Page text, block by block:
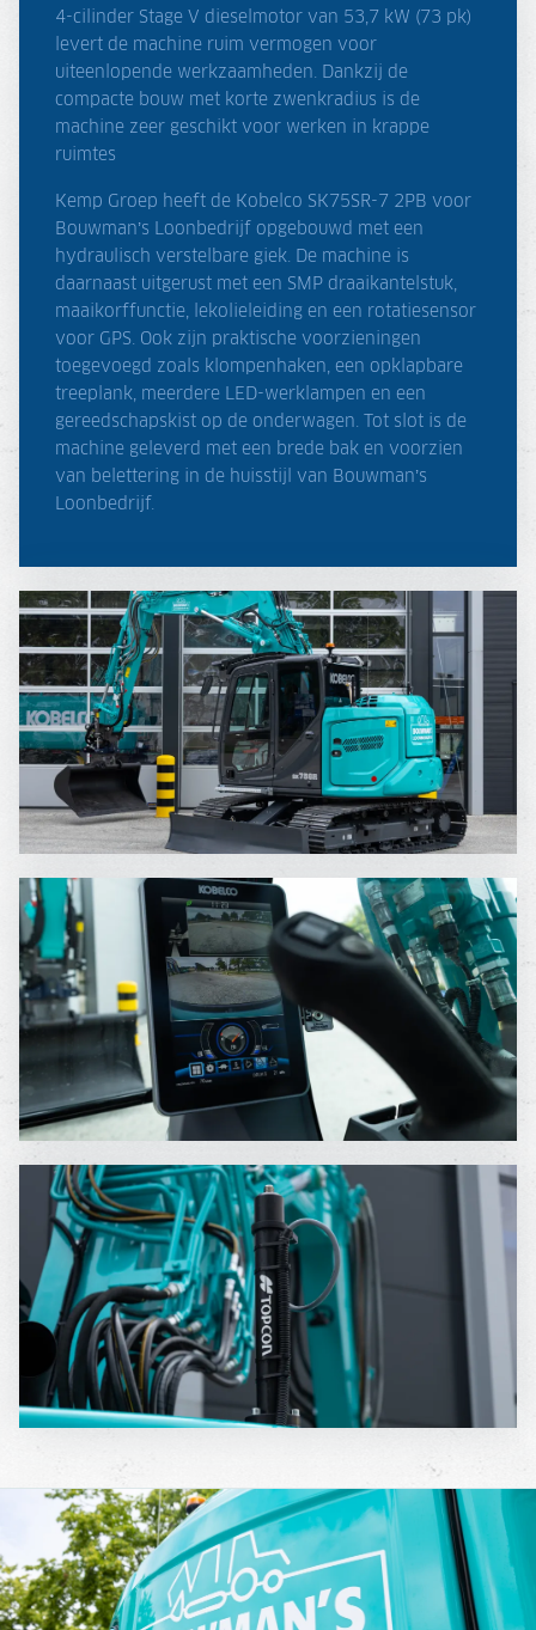
4-cilinder Stage V dieselmotor van 53,7 kW (73 pk)
levert de machine ruim vermogen voor
uiteenlopende werkzaamheden. Dankzij de
compacte bouw met korte zwenkradius is de
machine zeer geschikt voor werken in krappe
ruimtes
Kemp Groep heeft de Kobelco SK75SR-7 2PB voor
Bouwman’s Loonbedrijf opgebouwd met een
hydraulisch verstelbare giek. De machine is
daarnaast uitgerust met een SMP draaikantelstuk,
maaikorffunctie, lekolieleiding en een rotatiesensor
voor GPS. Ook zijn praktische voorzieningen
toegevoegd zoals klompenhaken, een opklapbare
treeplank, meerdere LED-werklampen en een
gereedschapskist op de onderwagen. Tot slot is de
machine geleverd met een brede bak en voorzien
van belettering in de huisstijl van Bouwman’s
Loonbedrijf.